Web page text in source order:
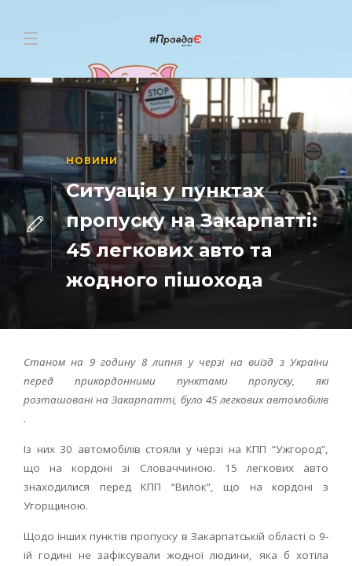
НОВИНИ
Ситуація у пунктах
пропуску на Закарпатті:
45 легкових авто та
жодного пішохода
Станом на 9 годину 8 липня у черзі на виїзд з України
перед прикордонними пунктами пропуску, які
розташовані на Закарпатті, було 45 легкових автомобілів
.
Із них 30 автомобілів стояли у черзі на КПП “Ужгород”,
що на кордоні зі Словаччиною. 15 легкових авто
знаходилися перед КПП “Вилок”, що на кордоні з
Угорщиною.
Щодо інших пунктів пропуску в Закарпатській області о 9-
ій годині не зафіксували жодної людини, яка б хотіла